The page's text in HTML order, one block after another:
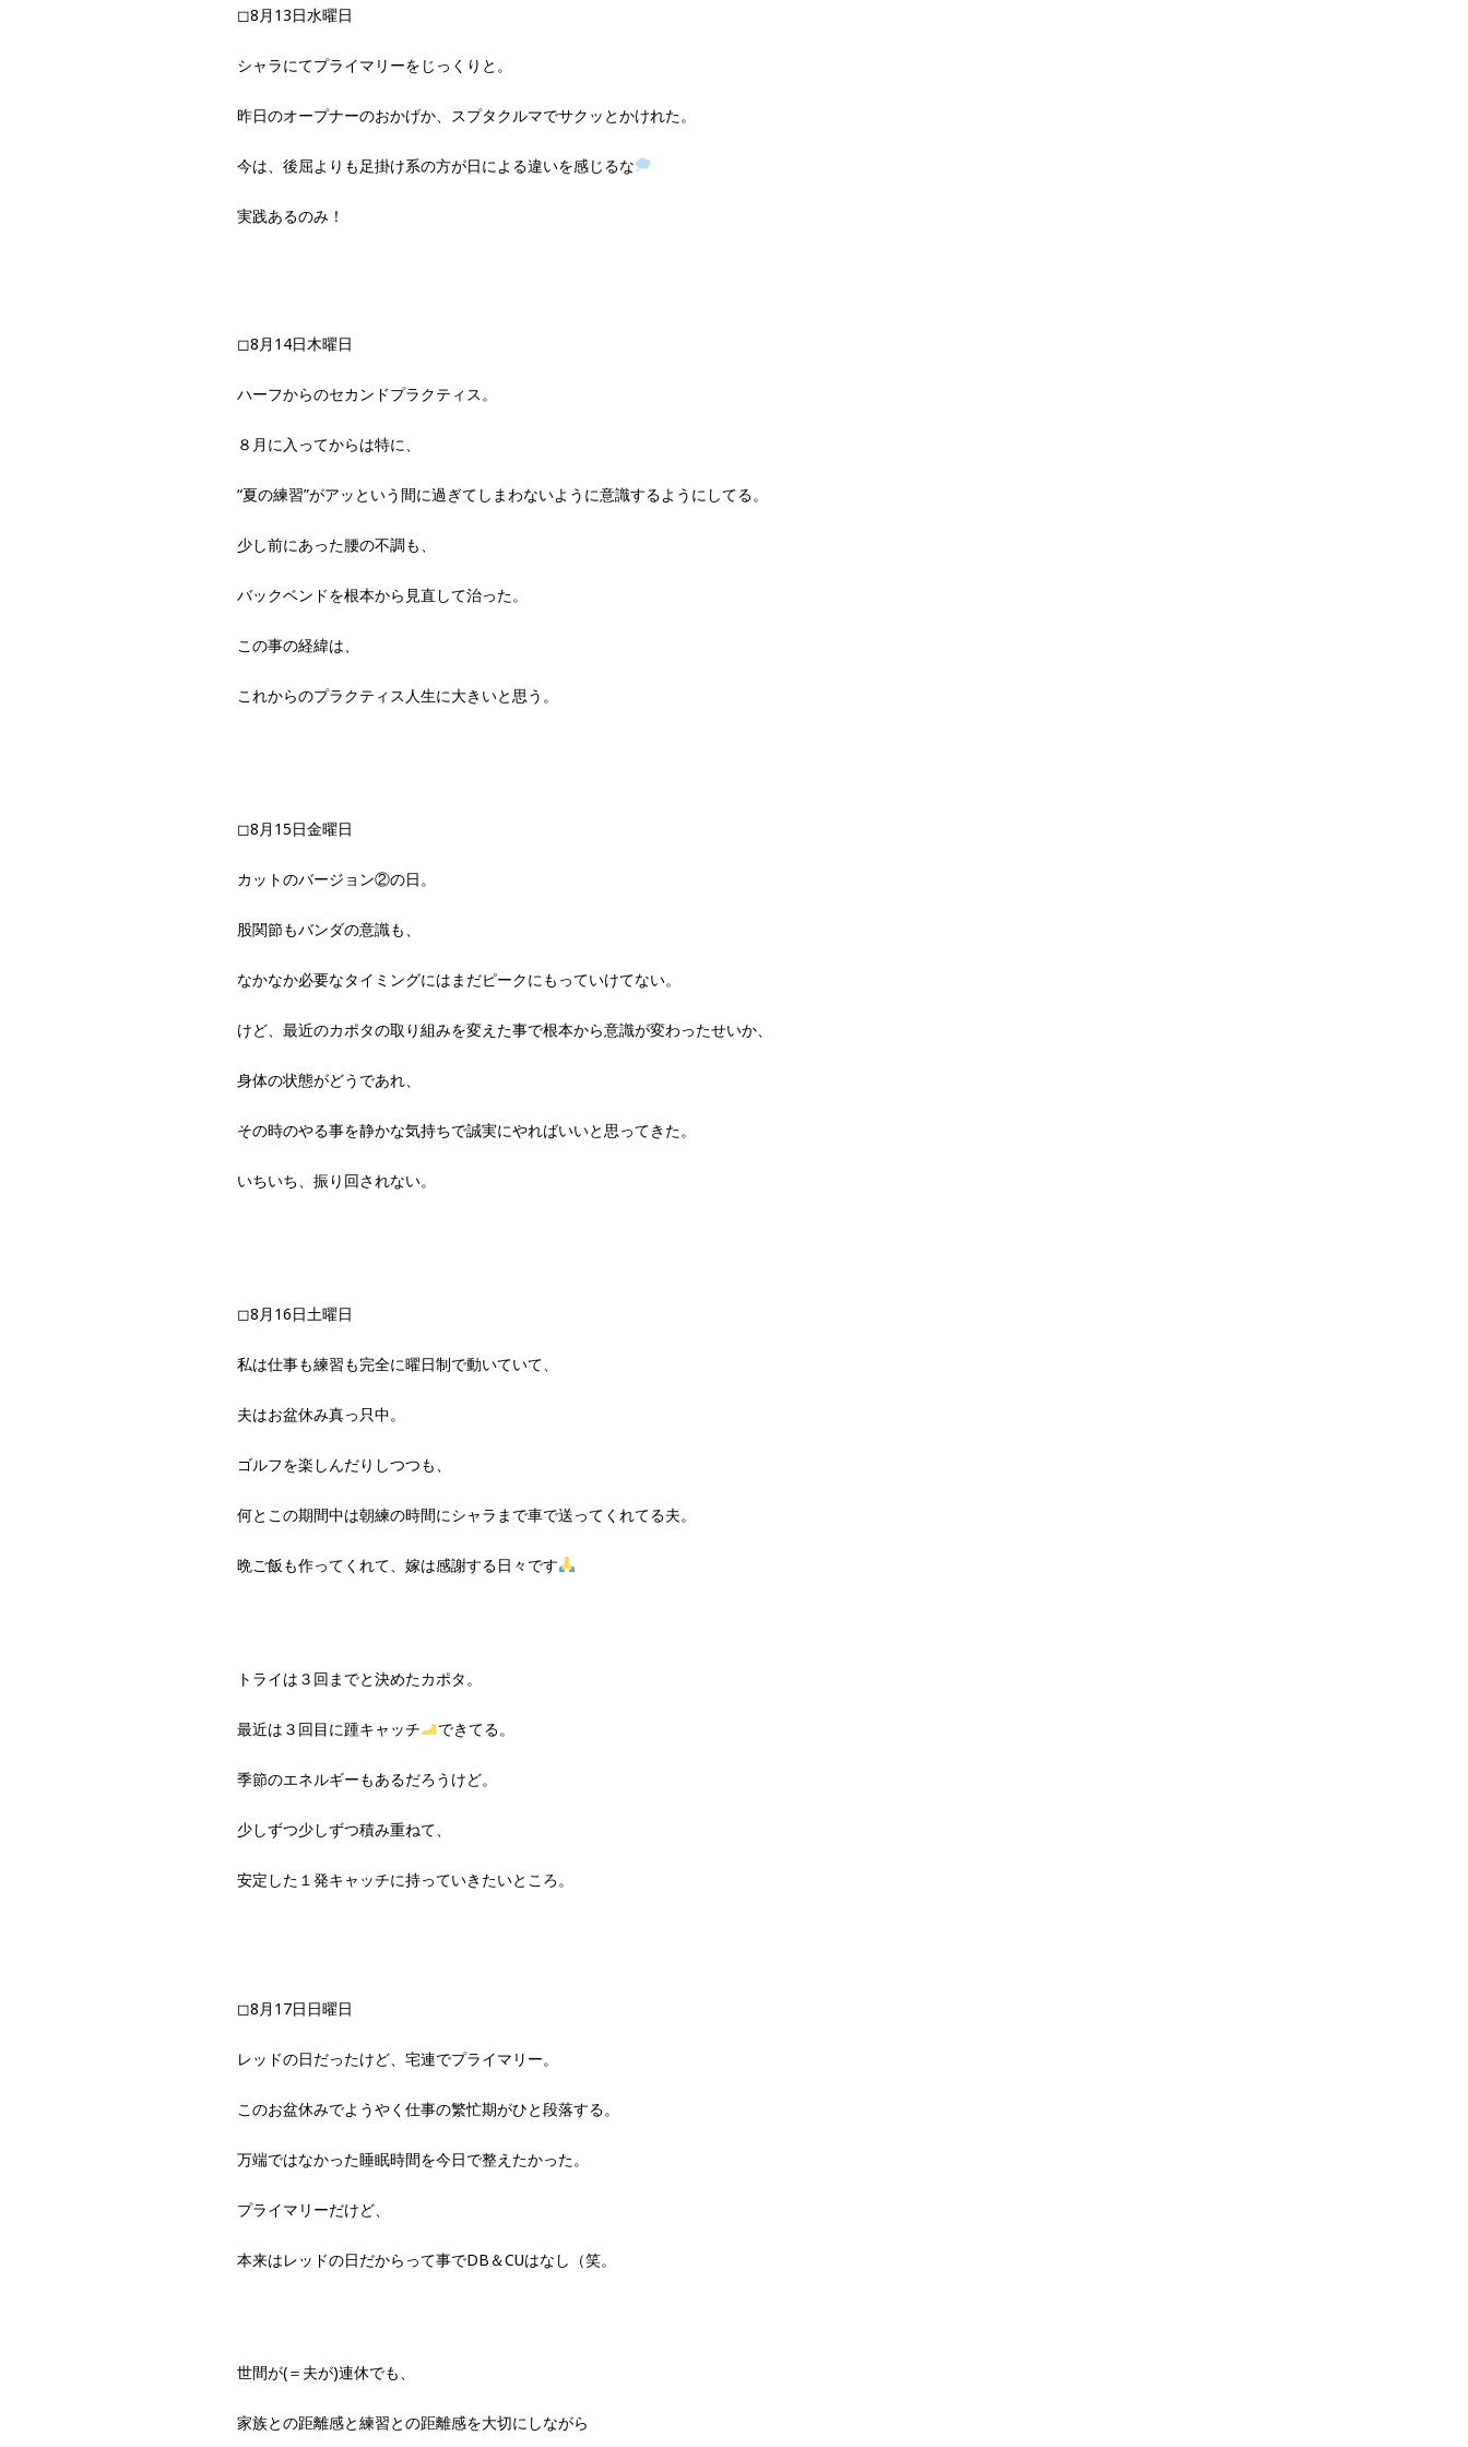
◻︎8月13日水曜日
シャラにてプライマリーをじっくりと。
昨日のオープナーのおかげか、スプタクルマでサクッとかけれた。
今は、後屈よりも足掛け系の方が日による違いを感じるな
実践あるのみ！
◻︎8月14日木曜日
ハーフからのセカンドプラクティス。
８月に入ってからは特に、
“夏の練習”がアッという間に過ぎてしまわないように意識するようにしてる。
少し前にあった腰の不調も、
バックベンドを根本から見直して治った。
この事の経緯は、
これからのプラクティス人生に大きいと思う。
◻︎8月15日金曜日
カットのバージョン②の日。
股関節もバンダの意識も、
なかなか必要なタイミングにはまだピークにもっていけてない。
けど、最近のカポタの取り組みを変えた事で根本から意識が変わったせいか、
身体の状態がどうであれ、
その時のやる事を静かな気持ちで誠実にやればいいと思ってきた。
いちいち、振り回されない。
◻︎8月16日土曜日
私は仕事も練習も完全に曜日制で動いていて、
夫はお盆休み真っ只中。
ゴルフを楽しんだりしつつも、
何とこの期間中は朝練の時間にシャラまで車で送ってくれてる夫。
晩ご飯も作ってくれて、嫁は感謝する日々です
トライは３回までと決めたカポタ。
最近は３回目に踵キャッチ できてる。
季節のエネルギーもあるだろうけど。
少しずつ少しずつ積み重ねて、
安定した１発キャッチに持っていきたいところ。
◻︎8月17日日曜日
レッドの日だったけど、宅連でプライマリー。
このお盆休みでようやく仕事の繁忙期がひと段落する。
万端ではなかった睡眠時間を今日で整えたかった。
プライマリーだけど、
本来はレッドの日だからって事でDB＆CUはなし（笑。
世間が(＝夫が)連休でも、
家族との距離感と練習との距離感を大切にしながら